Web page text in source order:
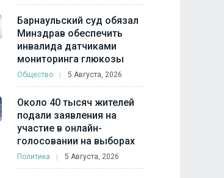
Барнаульский суд обязал
Минздрав обеспечить
инвалида датчиками
мониторинга глюкозы
Общество 5 Августа, 2026
Около 40 тысяч жителей
подали заявления на
участие в онлайн-
голосовании на выборах
Политика 5 Августа, 2026